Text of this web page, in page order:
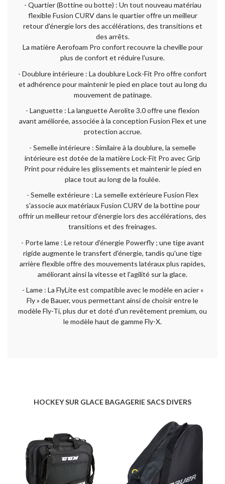
- Quartier (Bottine ou botte) : Un tout nouveau matériau
flexible Fusion CURV dans le quartier offre un meilleur
retour d'énergie lors des accélérations, des transitions et
des arrêts.
La matière Aerofoam Pro confort recouvre la cheville pour
plus de confort et réduire l'usure.
- Doublure intérieure : La doublure Lock-Fit Pro offre confort
et adhérence pour maintenir le pied en place tout au long du
mouvement de patinage.
- Languette : La languette Aerolite 3.0 offre une flexion
avant améliorée, associée à la conception Fusion Flex et une
protection accrue.
- Semelle intérieure : Similaire à la doublure, la semelle
intérieure est dotée de la matière Lock-Fit Pro avec Grip
Print pour réduire les glissements et maintenir le pied en
place tout au long de la foulée.
- Semelle extérieure : La semelle extérieure Fusion Flex
s'associe aux matériaux Fusion CURV de la bottine pour
offrir un meilleur retour d'énergie lors des accélérations, des
transitions et des freinages.
- Porte lame : Le retour d'énergie Powerfly ; une tige avant
rigide augmente le transfert d'énergie, tandis qu'une tige
arrière flexible offre des mouvements latéraux plus rapides,
améliorant ainsi la vitesse et l'agilité sur la glace.
- Lame : La FlyLite est compatible avec le modèle en acier «
Fly » de Bauer, vous permettant ainsi de choisir entre le
modèle Fly-Ti, plus dur et doté d'un revêtement premium, ou
le modèle haut de gamme Fly-X.
HOCKEY SUR GLACE BAGAGERIE SACS DIVERS